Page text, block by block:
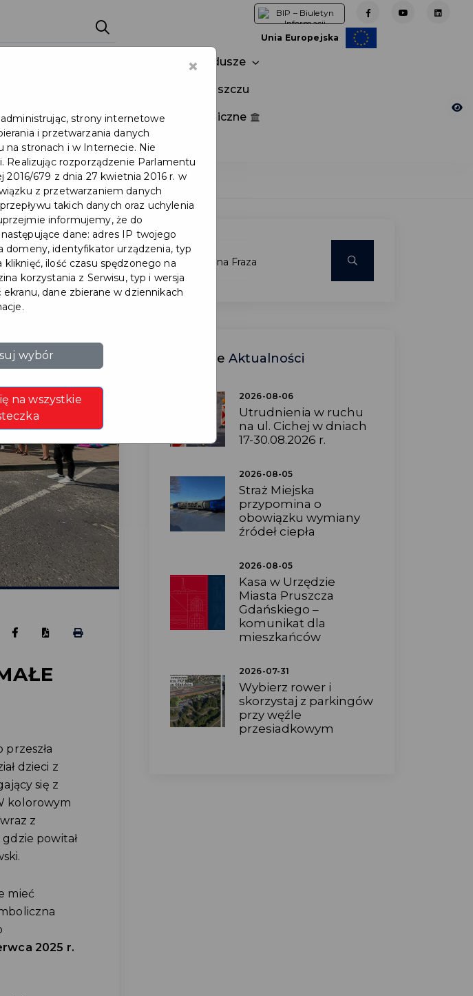
Unia Europejska
Fundusze
Zainwestuj w Pruszczu
Załatw sprawę Zamówienia publiczne
sile
dzieci z
się z
kolorowym
z
powitał
mieć
2025 r.
Ostatnie Aktualności
2026-08-06
Utrudnienia w ruchu
na ul. Cichej w dniach
17-30.08.2026 r.
2026-08-05
Straż Miejska
przypomina o
obowiązku wymiany
źródeł ciepła
2026-08-05
Kasa w Urzędzie
Miasta Pruszcza
Gdańskiego –
komunikat dla
mieszkańców
2026-07-31
Wybierz rower i
skorzystaj z parkingów
przy węźle
przesiadkowym
×
strony internetowe
i przetwarzania danych
na stronach i w Internecie. Nie
Realizując rozporządzenie Parlamentu
679 z dnia 27 kwietnia 2016 r. w
z przetwarzaniem danych
takich danych oraz uchylenia
informujemy, że do
dane: adres IP twojego
domeny, identyfikator urządzenia, typ
ilość czasu spędzonego na
korzystania z Serwisu, typ i wersja
dane zbierane w dziennikach
wybór
na wszystkie